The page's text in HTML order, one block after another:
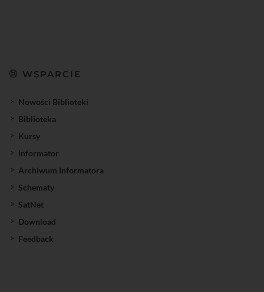
WSPARCIE
Nowości Biblioteki
Biblioteka
Kursy
Informator
Archiwum Informatora
Schematy
SatNet
Download
Feedback